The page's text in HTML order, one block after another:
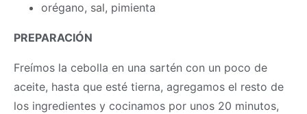
orégano, sal, pimienta
PREPARACIÓN
Freímos la cebolla en una sartén con un poco de
aceite, hasta que esté tierna, agregamos el resto de
los ingredientes y cocinamos por unos 20 minutos,